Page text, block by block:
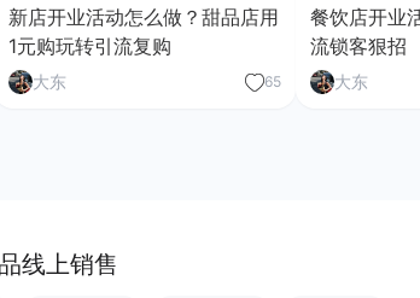
新店开业活动怎么做？甜品店用
1元购玩转引流复购
大东 65
餐饮店开业
流锁客狠招
大东
线上销售